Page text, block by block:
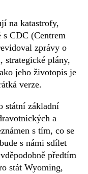
na katastrofy,
s CDC (Centrem
zprávy o
strategické plány,
jeho životopis je
verze.
státní základní
a
s tím, co se
s námi sdílet
předtím
stát Wyoming,